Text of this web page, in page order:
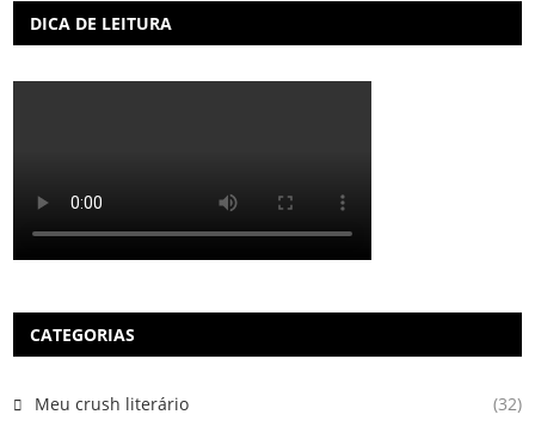
DICA DE LEITURA
CATEGORIAS
Meu crush literário (32)